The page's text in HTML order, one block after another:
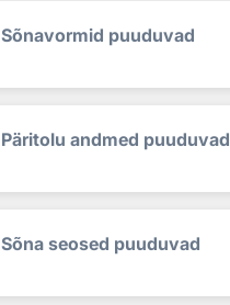
Sõnavormid puuduvad
Päritolu andmed puuduvad
Sõna seosed puuduvad